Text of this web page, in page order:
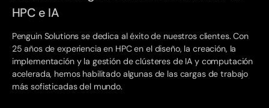
HPC e IA
Penguin Solutions se dedica al éxito de nuestros clientes. Con
25 años de experiencia en HPC en el diseño, la creación, la
implementación y la gestión de clústeres de IA y computación
acelerada, hemos habilitado algunas de las cargas de trabajo
más sofisticadas del mundo.